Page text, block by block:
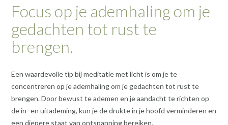
Focus op je ademhaling om je
gedachten tot rust te
brengen.
Een waardevolle tip bij meditatie met licht is om je te
concentreren op je ademhaling om je gedachten tot rust te
brengen. Door bewust te ademen en je aandacht te richten op
de in- en uitademing, kun je de drukte in je hoofd verminderen en
een diepere staat van ontspanning bereiken.